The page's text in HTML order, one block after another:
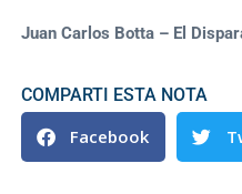
Juan Carlos Botta – El
COMPARTI ESTA NOTA
Facebook